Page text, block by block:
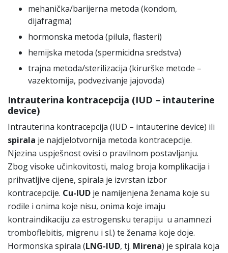
mehanička/barijerna metoda (kondom,
dijafragma)
hormonska metoda (pilula, flasteri)
hemijska metoda (spermicidna sredstva)
trajna metoda/sterilizacija (kirurške metode –
vazektomija, podvezivanje jajovoda)
Intrauterina kontracepcija (IUD – intauterine
device)
Intrauterina kontracepcija (IUD – intauterine device) ili
spirala je najdjelotvornija metoda kontracepcije.
Njezina uspješnost ovisi o pravilnom postavljanju.
Zbog visoke učinkovitosti, malog broja komplikacija i
prihvatljive cijene, spirala je izvrstan izbor
kontracepcije. Cu-IUD je namijenjena ženama koje su
rodile i onima koje nisu, onima koje imaju
kontraindikaciju za estrogensku terapiju u anamnezi
tromboflebitis, migrenu i sl.) te ženama koje doje.
Hormonska spirala (LNG-IUD, tj. Mirena) je spirala koja